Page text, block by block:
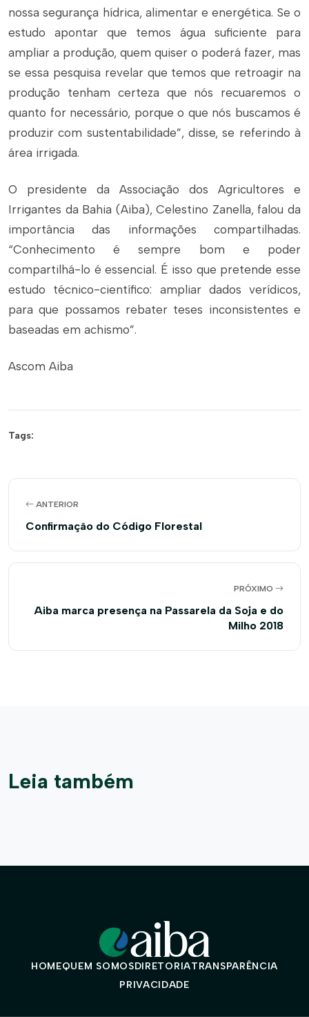
nossa segurança hídrica, alimentar e energética. Se o
estudo apontar que temos água suficiente para
ampliar a produção, quem quiser o poderá fazer, mas
se essa pesquisa revelar que temos que retroagir na
produção tenham certeza que nós recuaremos o
quanto for necessário, porque o que nós buscamos é
produzir com sustentabilidade”, disse, se referindo à
área irrigada.
O presidente da Associação dos Agricultores e
Irrigantes da Bahia (Aiba), Celestino Zanella, falou da
importância das informações compartilhadas.
“Conhecimento é sempre bom e poder
compartilhá-lo é essencial. É isso que pretende esse
estudo técnico-científico: ampliar dados verídicos,
para que possamos rebater teses inconsistentes e
baseadas em achismo”.
Ascom Aiba
Tags:
ANTERIOR
Confirmação do Código Florestal
PRÓXIMO
Aiba marca presença na Passarela da Soja e do
Milho 2018
Leia também
HOMEQUEM SOMOSDIRETORIATRANSPARÊNCIA
PRIVACIDADE